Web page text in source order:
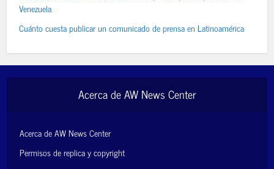
Venezuela
Cuánto cuesta publicar un comunicado de prensa en Latinoamérica
Acerca de AW News Center
Acerca de AW News Center
Permisos de replica y copyright